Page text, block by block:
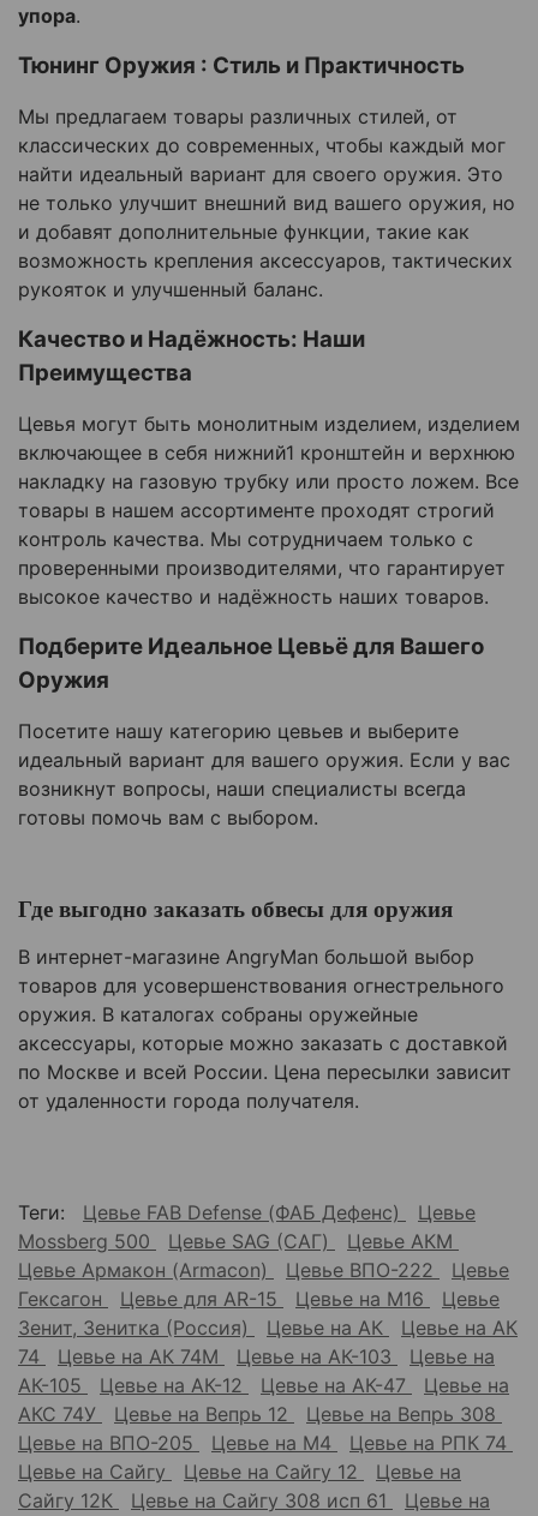
упора.
Тюнинг Оружия : Стиль и Практичность
Мы предлагаем товары различных стилей, от
классических до современных, чтобы каждый мог
найти идеальный вариант для своего оружия. Это
не только улучшит внешний вид вашего оружия, но
и добавят дополнительные функции, такие как
возможность крепления аксессуаров, тактических
рукояток и улучшенный баланс.
Качество и Надёжность: Наши
Преимущества
Цевья могут быть монолитным изделием, изделием
включающее в себя нижний1 кронштейн и верхнюю
накладку на газовую трубку или просто ложем. Все
товары в нашем ассортименте проходят строгий
контроль качества. Мы сотрудничаем только с
проверенными производителями, что гарантирует
высокое качество и надёжность наших товаров.
Подберите Идеальное Цевьё для Вашего
Оружия
Посетите нашу категорию цевьев и выберите
идеальный вариант для вашего оружия. Если у вас
возникнут вопросы, наши специалисты всегда
готовы помочь вам с выбором.
Где выгодно заказать обвесы для оружия
В интернет-магазине AngryMan большой выбор
товаров для усовершенствования огнестрельного
оружия. В каталогах собраны оружейные
аксессуары, которые можно заказать с доставкой
по Москве и всей России. Цена пересылки зависит
от удаленности города получателя.
Теги: Цевье FAB Defense (ФАБ Дефенс)
Цевье
Mossberg 500
Цевье SAG (САГ)
Цевье АКМ
Цевье Армакон (Armacon)
Цевье ВПО-222
Цевье
Гексагон
Цевье для AR-15 Цевье на М16
Цевье
Зенит, Зенитка (Россия)
Цевье на АК
Цевье на АК
74
Цевье на АК 74М Цевье на АК-103
Цевье на
АК-105
Цевье на АК-12 Цевье на АК-47
Цевье на
АКС 74У
Цевье на Вепрь 12
Цевье на Вепрь 308
Цевье на ВПО-205
Цевье на М4
Цевье на РПК 74
Цевье на Сайгу
Цевье на Сайгу 12
Цевье на
Сайгу 12К
Цевье на Сайгу 308 исп 61
Цевье на